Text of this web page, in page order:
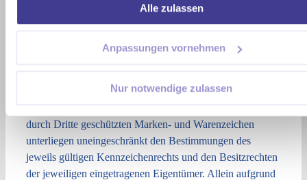
erfahren Sie in unserer Datenschutzerklärung. Wir freuen
über Ihre Zustimmung.
Alle zulassen
Anpassungen vornehmen
Nur notwendige zulassen
Urheberrechte der verwendeten Bilder, Grafiken,
Tondokumente, Videosequenzen und Texte zu beachten,
von ihm selbst erstellte Bilder, Grafiken, Tondokumente,
durch Dritte geschützten Marken- und Warenzeichen
unterliegen uneingeschränkt den Bestimmungen des
jeweils gültigen Kennzeichenrechts und den Besitzrechten
der jeweiligen eingetragenen Eigentümer. Allein aufgrund